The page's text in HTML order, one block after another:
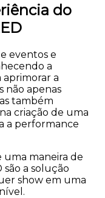
do
eventos e
a
aprimorar a
não apenas
também
criação de uma
a performance
uma maneira de
são a solução
show em uma